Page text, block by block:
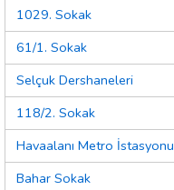
1029. Sokak
61/1. Sokak
Selçuk Dershaneleri
118/2. Sokak
Havaalanı Metro İstasyonu
Bahar Sokak